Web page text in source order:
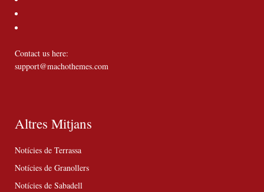
Contact us here:
support@machothemes.com
Altres Mitjans
Notícies de Terrassa
Notícies de Granollers
Notícies de Sabadell